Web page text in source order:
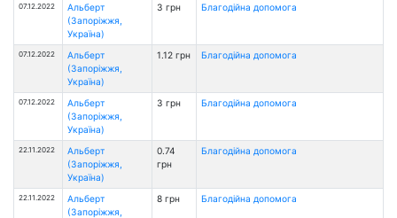
07.12.2022
Альберт
(Запоріжжя,
Україна)
3 грн Благодійна допомога
07.12.2022
Альберт
(Запоріжжя,
Україна)
1.12 грн Благодійна допомога
07.12.2022
Альберт
(Запоріжжя,
Україна)
3 грн Благодійна допомога
22.11.2022
Альберт
(Запоріжжя,
Україна)
0.74
грн
Благодійна допомога
22.11.2022
Альберт
(Запоріжжя,
8 грн Благодійна допомога